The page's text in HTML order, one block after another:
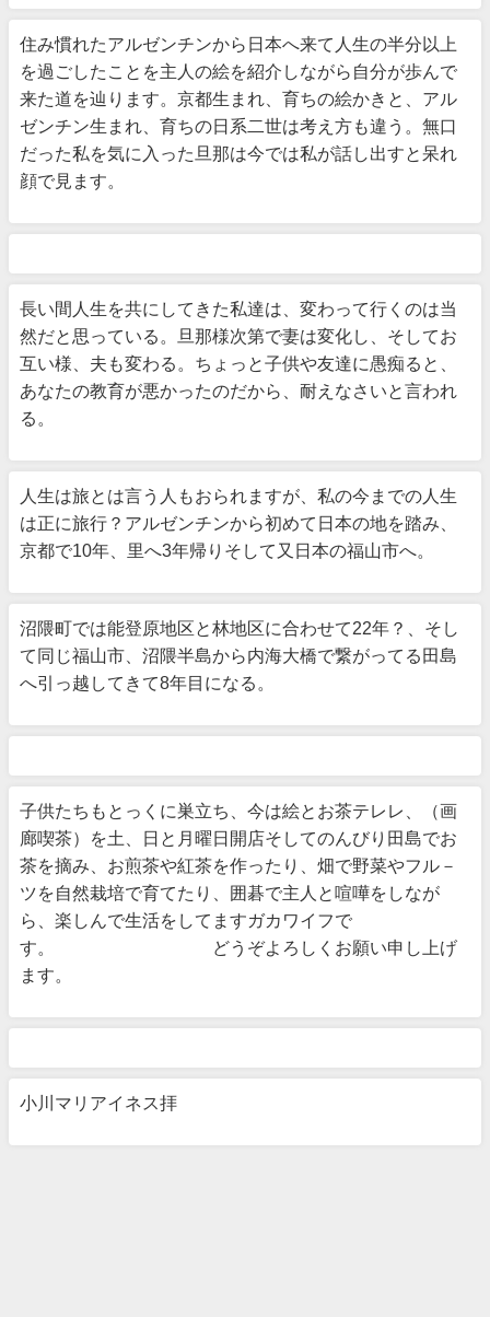
住み慣れたアルゼンチンから日本へ来て人生の半分以上
を過ごしたことを主人の絵を紹介しながら自分が歩んで
来た道を辿ります。京都生まれ、育ちの絵かきと、アル
ゼンチン生まれ、育ちの日系二世は考え方も違う。無口
だった私を気に入った旦那は今では私が話し出すと呆れ
顔で見ます。
長い間人生を共にしてきた私達は、変わって行くのは当
然だと思っている。旦那様次第で妻は変化し、そしてお
互い様、夫も変わる。ちょっと子供や友達に愚痴ると、
あなたの教育が悪かったのだから、耐えなさいと言われ
る。
人生は旅とは言う人もおられますが、私の今までの人生
は正に旅行？アルゼンチンから初めて日本の地を踏み、
京都で10年、里へ3年帰りそして又日本の福山市へ。
沼隈町では能登原地区と林地区に合わせて22年？、そし
て同じ福山市、沼隈半島から内海大橋で繋がってる田島
へ引っ越してきて8年目になる。
子供たちもとっくに巣立ち、今は絵とお茶テレレ、（画
廊喫茶）を土、日と月曜日開店そしてのんびり田島でお
茶を摘み、お煎茶や紅茶を作ったり、畑で野菜やフル－
ツを自然栽培で育てたり、囲碁で主人と喧嘩をしなが
ら、楽しんで生活をしてますガカワイフで
す。 どうぞよろしくお願い申し上げ
ます。
小川マリアイネス拝